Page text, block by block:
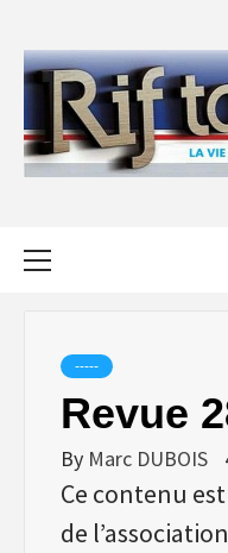
content
-----
Revue
By Marc DUBOIS
Ce contenu
de